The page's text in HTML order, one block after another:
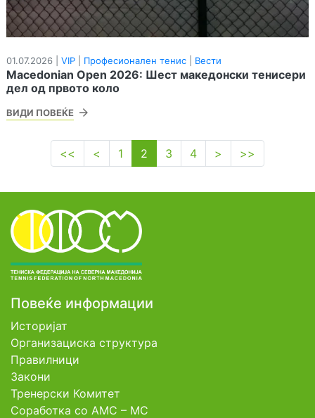
01.07.2026 | VIP Професионален тенис Вести
Macedonian Open 2026: Шест македонски тенисери
дел од првото коло
ВИДИ ПОВЕЌЕ
<< < 1 2 3 4 > >>
Повеќе информации
Историјат
Организациска структура
Правилници
Закони
Тренерски Комитет
Соработка со АМС – МС